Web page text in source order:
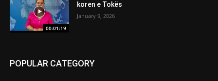
00:01:19
koren e Tokës
January 9, 2026
POPULAR CATEGORY